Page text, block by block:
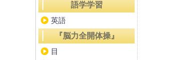
語学学習
英語
『脳力全開体操』
目